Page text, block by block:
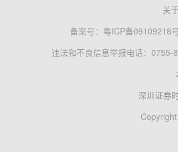
关
备案号： 粤ICP备09109218
违法和不良信息举报电话：0755-
深圳证券